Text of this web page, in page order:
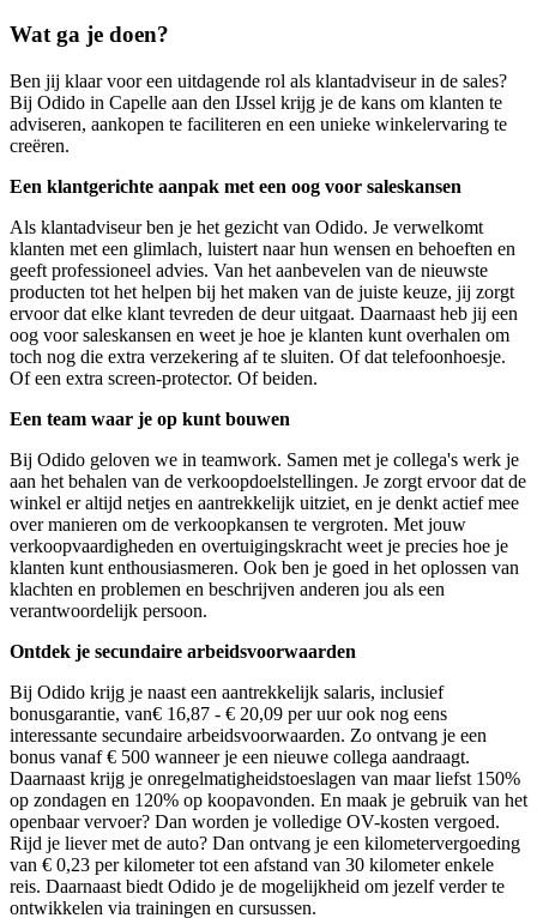
Wat ga je doen?
Ben jij klaar voor een uitdagende rol als klantadviseur in de sales?
Bij Odido in Capelle aan den IJssel krijg je de kans om klanten te
adviseren, aankopen te faciliteren en een unieke winkelervaring te
creëren.
Een klantgerichte aanpak met een oog voor saleskansen
Als klantadviseur ben je het gezicht van Odido. Je verwelkomt
klanten met een glimlach, luistert naar hun wensen en behoeften en
geeft professioneel advies. Van het aanbevelen van de nieuwste
producten tot het helpen bij het maken van de juiste keuze, jij zorgt
ervoor dat elke klant tevreden de deur uitgaat. Daarnaast heb jij een
oog voor saleskansen en weet je hoe je klanten kunt overhalen om
toch nog die extra verzekering af te sluiten. Of dat telefoonhoesje.
Of een extra screen-protector. Of beiden.
Een team waar je op kunt bouwen
Bij Odido geloven we in teamwork. Samen met je collega's werk je
aan het behalen van de verkoopdoelstellingen. Je zorgt ervoor dat de
winkel er altijd netjes en aantrekkelijk uitziet, en je denkt actief mee
over manieren om de verkoopkansen te vergroten. Met jouw
verkoopvaardigheden en overtuigingskracht weet je precies hoe je
klanten kunt enthousiasmeren. Ook ben je goed in het oplossen van
klachten en problemen en beschrijven anderen jou als een
verantwoordelijk persoon.
Ontdek je secundaire arbeidsvoorwaarden
Bij Odido krijg je naast een aantrekkelijk salaris, inclusief
bonusgarantie, van€ 16,87 - € 20,09 per uur ook nog eens
interessante secundaire arbeidsvoorwaarden. Zo ontvang je een
bonus vanaf € 500 wanneer je een nieuwe collega aandraagt.
Daarnaast krijg je onregelmatigheidstoeslagen van maar liefst 150%
op zondagen en 120% op koopavonden. En maak je gebruik van het
openbaar vervoer? Dan worden je volledige OV-kosten vergoed.
Rijd je liever met de auto? Dan ontvang je een kilometervergoeding
van € 0,23 per kilometer tot een afstand van 30 kilometer enkele
reis. Daarnaast biedt Odido je de mogelijkheid om jezelf verder te
ontwikkelen via trainingen en cursussen.